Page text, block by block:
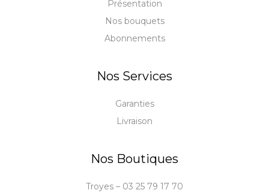
Présentation
Nos bouquets
Abonnements
Nos Services
Garanties
Livraison
Nos Boutiques
Troyes – 03 25 79 17 70